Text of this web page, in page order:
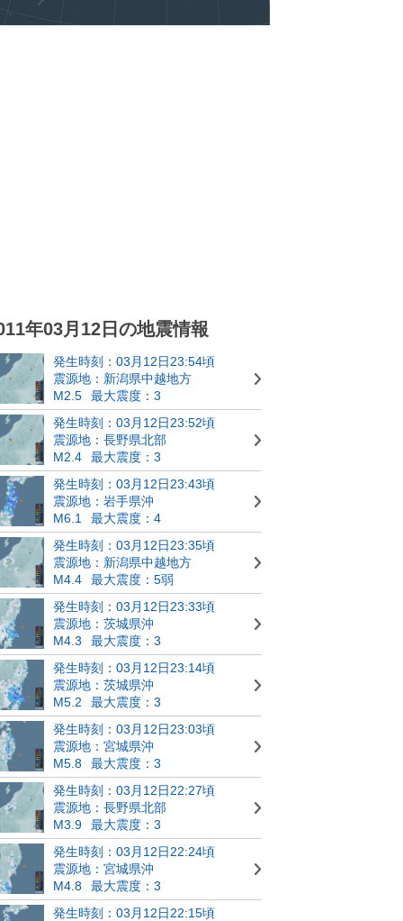
年03月12日の地震情報
発生時刻：03月12日23:54頃
震源地：新潟県中越地方
M2.5
最大震度：3
発生時刻：03月12日23:52頃
震源地：長野県北部
M2.4
最大震度：3
発生時刻：03月12日23:43頃
震源地：岩手県沖
M6.1
最大震度：4
発生時刻：03月12日23:35頃
震源地：新潟県中越地方
M4.4
最大震度：5弱
発生時刻：03月12日23:33頃
震源地：茨城県沖
M4.3
最大震度：3
発生時刻：03月12日23:14頃
震源地：茨城県沖
M5.2
最大震度：3
発生時刻：03月12日23:03頃
震源地：宮城県沖
M5.8
最大震度：3
発生時刻：03月12日22:27頃
震源地：長野県北部
M3.9
最大震度：3
発生時刻：03月12日22:24頃
震源地：宮城県沖
M4.8
最大震度：3
発生時刻：03月12日22:15頃